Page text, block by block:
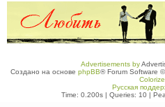
Advertisements by
Создано на основе phpBB® Forum Software
Русская
Time: 0.200s| Queries: 10|